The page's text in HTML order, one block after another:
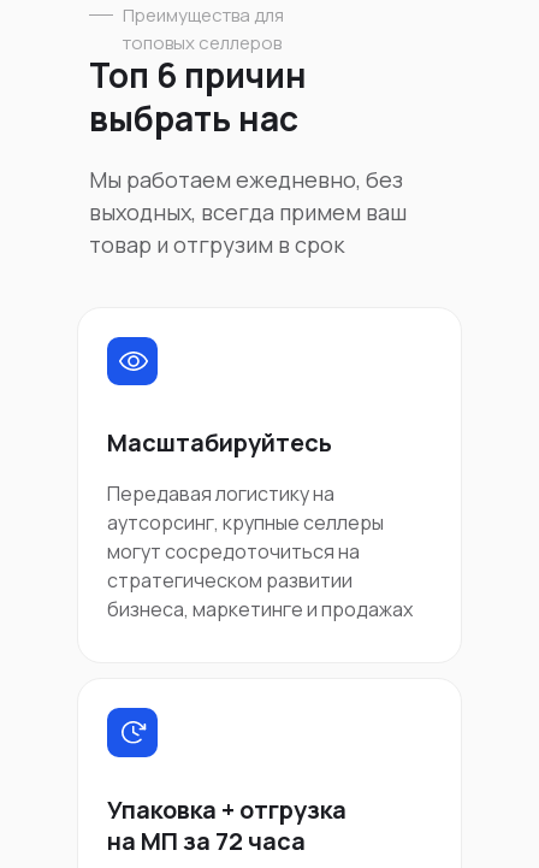
Топ 6 причин
выбрать нас
Мы работаем ежедневно, без
выходных, всегда примем ваш
товар и отгрузим в срок
Масштабируйтесь
Передавая логистику на
аутсорсинг, крупные селлеры
могут сосредоточиться на
стратегическом развитии
бизнеса, маркетинге и продажах
Преимущества для
топовых селлеров
Упаковка + отгрузка
на МП за 72 часа